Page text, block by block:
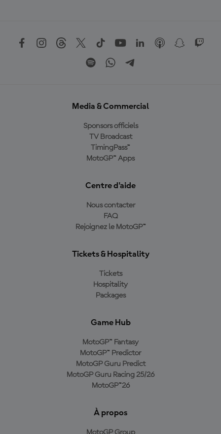
Media & Commercial
Sponsors officiels
TV Broadcast
TimingPass™
MotoGP™ Apps
Centre d'aide
Nous contacter
FAQ
Rejoignez le MotoGP™
Tickets & Hospitality
Tickets
Hospitality
Packages
Game Hub
MotoGP™ Fantasy
MotoGP™ Predictor
MotoGP Guru Predict
MotoGP Guru Racing 25/26
MotoGP™26
À propos
MotoGP Group